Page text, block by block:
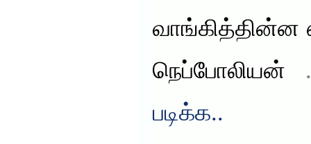
வாங்கித்தின்ன
நெப்போலியன்
படிக்க..